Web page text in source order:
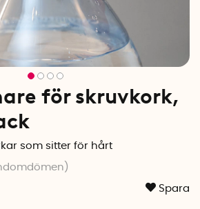
för skruvkork,
som sitter för hårt
)
Spara